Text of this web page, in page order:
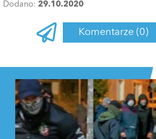
Dodano: 29.10.2020
Komentarze (0)